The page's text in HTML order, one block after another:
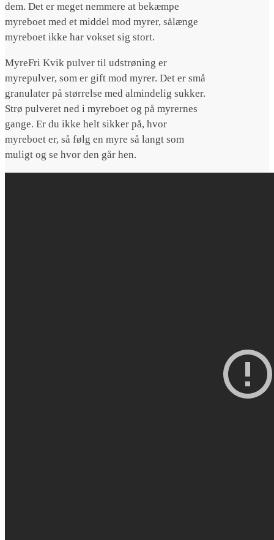
dem. Det er meget nemmere at bekæmpe
myreboet med et middel mod myrer, sålænge
myreboet ikke har vokset sig stort.
MyreFri Kvik pulver til udstrøning er
myrepulver, som er gift mod myrer. Det er små
granulater på størrelse med almindelig sukker.
Strø pulveret ned i myreboet og på myrernes
gange. Er du ikke helt sikker på, hvor
myreboet er, så følg en myre så langt som
muligt og se hvor den går hen.